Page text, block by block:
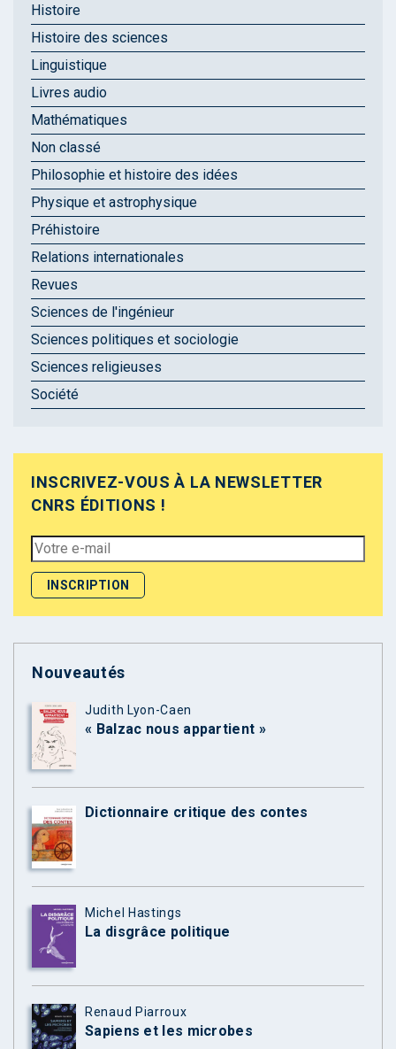
Histoire
Histoire des sciences
Linguistique
Livres audio
Mathématiques
Non classé
Philosophie et histoire des idées
Physique et astrophysique
Préhistoire
Relations internationales
Revues
Sciences de l'ingénieur
Sciences politiques et sociologie
Sciences religieuses
Société
INSCRIVEZ-VOUS À LA NEWSLETTER
CNRS ÉDITIONS !
Nouveautés
Judith Lyon-Caen
« Balzac nous appartient »
Dictionnaire critique des contes
Michel Hastings
La disgrâce politique
Renaud Piarroux
Sapiens et les microbes